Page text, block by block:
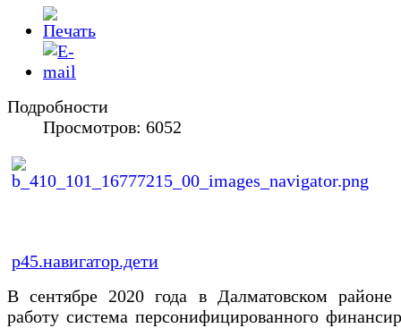
Подробности
Просмотров: 6052
р45.навигатор.дети
В сентябре 2020 года в Далматовском районе
работу система персонифицированного